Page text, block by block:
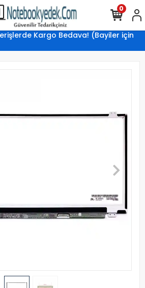
Kargo Bedava! (Bayiler için
0